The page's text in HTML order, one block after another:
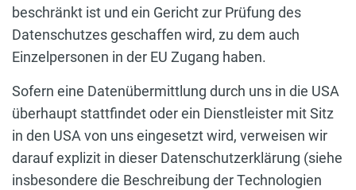
beschränkt ist und ein Gericht zur Prüfung des
Datenschutzes geschaffen wird, zu dem auch
Einzelpersonen in der EU Zugang haben.
Sofern eine Datenübermittlung durch uns in die USA
überhaupt stattfindet oder ein Dienstleister mit Sitz
in den USA von uns eingesetzt wird, verweisen wir
darauf explizit in dieser Datenschutzerklärung (siehe
insbesondere die Beschreibung der Technologien